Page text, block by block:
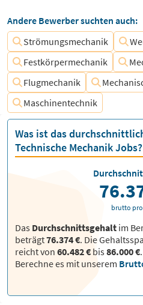
Andere Bewerber suchten auch:
Strömungsmechanik
Festkörpermechanik
Flugmechanik
Maschinentechnik
Was ist das
Technische Mechanik Jobs?
Das Durchschnittsgehalt im
beträgt76.374 €. Die
reicht von 60.482 € bis86.000 €.
Berechne es mit unserem
brutto